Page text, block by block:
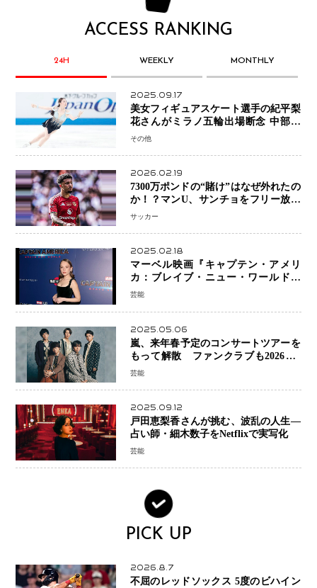
ACCESS RANKING
24H WEEKLY MONTHLY
2025.09.17
美女フィギュアスケート選手の紀平梨
花さんがミラノ五輪出場断念 中部選
手権欠場を発表「安全最優先の判断」
その他
2026.02.19
7300万ポンドの“賭け”はなぜ外れたの
か！？マンU、サンチョをフリー放出
へ・・・補強戦略の転換点に
サッカー
2025.02.18
マーベル映画『キャプテン・アメリ
カ：ブレイブ・ニュー・ワールド』
新ブラック・ウィドウ役のシラ・ハー
芸能
2025.05.06
嵐、来年春予定のコンサートツアーを
もって解散 ファンクラブも2026年5
月末で活動終了
芸能
2025.09.12
戸田恵梨香さんが挑む、波乱の人生―
占い師・細木数子をNetflixで実写化
芸能
PICK UP
2026.8.7
不屈のレッドソックス 5度のビハイン